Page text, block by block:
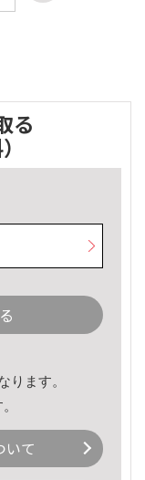
る
ります。
いて